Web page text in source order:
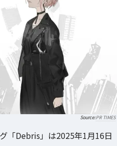
PR TIMES
「Debris」は2025年1月16日